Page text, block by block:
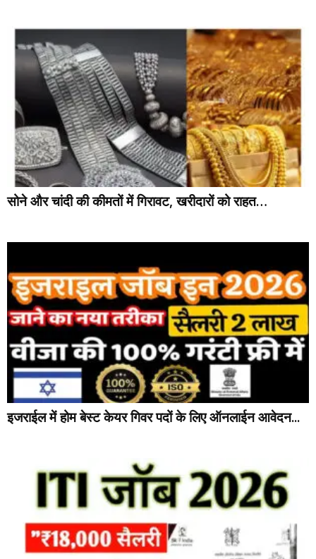
सोने और चांदी की कीमतों में गिरावट, खरीदारों को राहत…
इजराईल में होम बेस्ट केयर गिवर पदों के लिए ऑनलाईन आवेदन...